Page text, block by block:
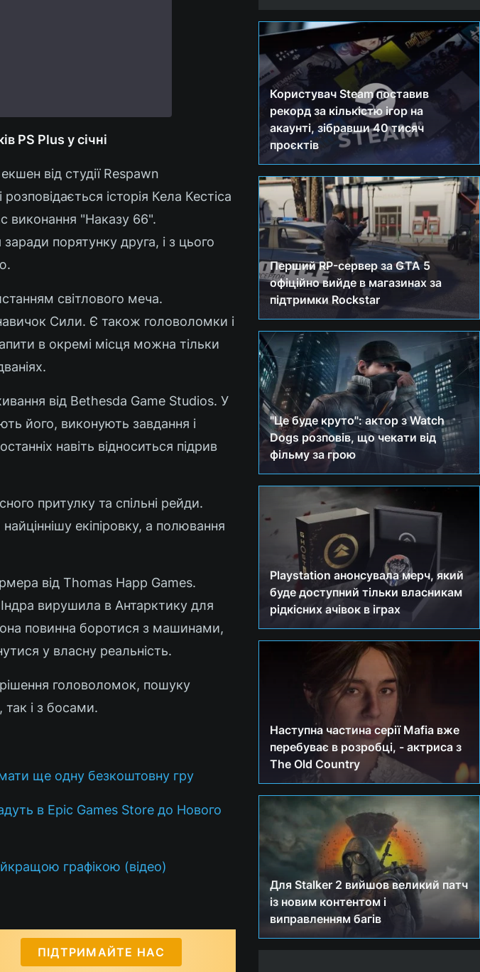
PS Plus у січні
від студії Respawn
історія Кела Кестіса
виконання "Наказу 66".
порятунку друга, і з цього
світлового меча.
навичок Сили. Є також головоломки і
в окремі місця можна тільки
від Bethesda Game Studios. У
його, виконують завдання і
навіть відноситься підрив
притулку та спільні рейди.
екіпіровку, а полювання
від Thomas Happ Games.
вирушила в Антарктику для
повинна боротися з машинами,
у власну реальність.
головоломок, пошуку
так і з босами.
ще одну безкоштовну гру
в Epic Games Store до Нового
графікою (відео)
ПІДТРИМАЙТЕ НАС
Користувач Steam поставив
рекорд за кількістю ігор на
акаунті, зібравши 40 тисяч
проєктів
Перший RP-сервер за GTA 5
офіційно вийде в магазинах за
підтримки Rockstar
"Це буде круто": актор з Watch
Dogs розповів, що чекати від
фільму за грою
Playstation анонсувала мерч, який
буде доступний тільки власникам
рідкісних ачівок в іграх
Наступна частина серії Mafia вже
перебуває в розробці, - актриса з
The Old Country
Для Stalker 2 вийшов великий патч
із новим контентом і
виправленням багів